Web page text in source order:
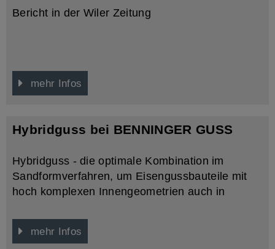
Bericht in der Wiler Zeitung
mehr Infos
Hybridguss bei BENNINGER GUSS
Hybridguss - die optimale Kombination im
Sandformverfahren, um Eisengussbauteile mit
hoch komplexen Innengeometrien auch in
können.
mehr Infos